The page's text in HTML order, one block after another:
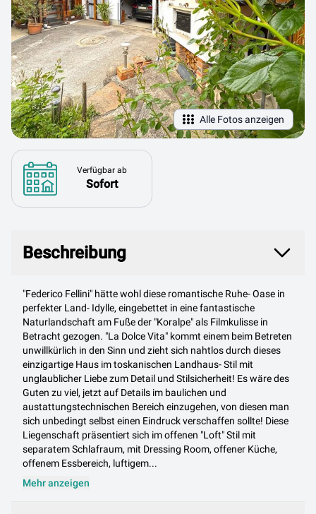
Alle Fotos anzeigen
Verfügbar ab
Sofort
Beschreibung
"Federico Fellini" hätte wohl diese romantische Ruhe- Oase in
perfekter Land- Idylle, eingebettet in eine fantastische
Naturlandschaft am Fuße der "Koralpe" als Filmkulisse in
Betracht gezogen. "La Dolce Vita" kommt einem beim Betreten
unwillkürlich in den Sinn und zieht sich nahtlos durch dieses
einzigartige Haus im toskanischen Landhaus- Stil mit
unglaublicher Liebe zum Detail und Stilsicherheit! Es wäre des
Guten zu viel, jetzt auf Details im baulichen und
austattungstechnischen Bereich einzugehen, von diesen man
sich unbedingt selbst einen Eindruck verschaffen sollte! Diese
Liegenschaft präsentiert sich im offenen "Loft" Stil mit
separatem Schlafraum, mit Dressing Room, offener Küche,
offenem Essbereich, luftigem...
Mehr anzeigen